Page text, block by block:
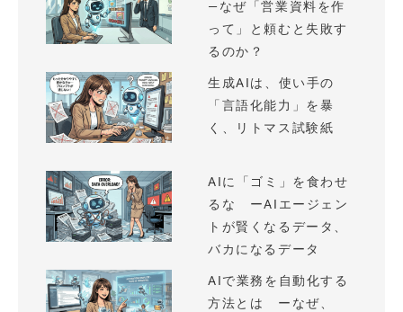
—なぜ「営業資料を作
って」と頼むと失敗す
るのか？
生成AIは、使い手の
「言語化能力」を暴
く、リトマス試験紙
AIに「ゴミ」を食わせ
るな ーAIエージェン
トが賢くなるデータ、
バカになるデータ
AIで業務を自動化する
方法とは ーなぜ、